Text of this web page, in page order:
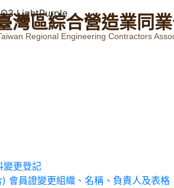
灣區綜合營造業同業
Regional Engineering Contractors
變更登記
) 會員證變更組織、名稱、負責人及表格